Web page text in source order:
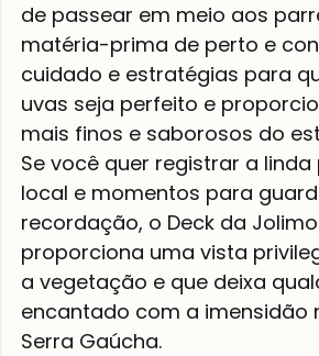
de passear em meio aos
matéria-prima de perto e
cuidado e estratégias para
uvas seja perfeito e
mais finos e saborosos do
Se você quer registrar a
local e momentos para
recordação, o Deck da
proporciona uma vista
a vegetação e que deixa
encantado com a imensidão
Serra Gaúcha.